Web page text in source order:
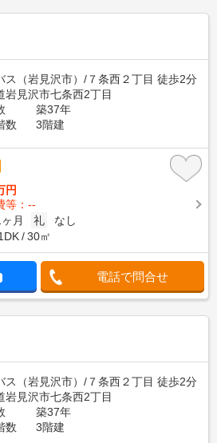
ス（岩見沢市）/７条西２丁目 徒歩2分
岩見沢市七条西2丁目
築37年
数
3階建
円
等：--
月 礼
なし
30㎡
電話で問合せ
ス（岩見沢市）/７条西２丁目 徒歩2分
岩見沢市七条西2丁目
築37年
数
3階建